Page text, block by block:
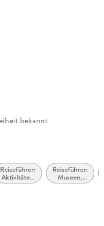
bekannt
Reiseführer:
Aktivitäten
im Urlaub /
Reiseführer:
Museen,
historische